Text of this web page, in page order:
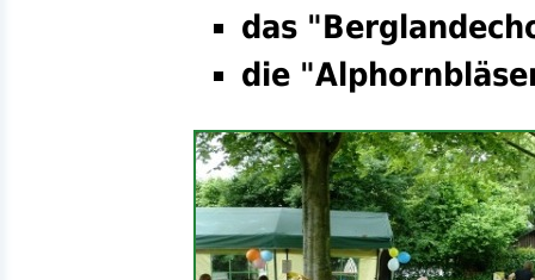
das
die